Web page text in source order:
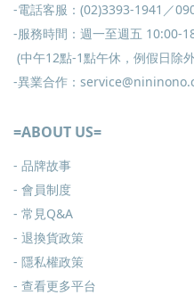
-電話客服：(02)3393-1941／
-服務時間：週一至週五 10:00-
(中午12點-1點午休，例假日除
-異業合作：
=ABOUT US=
- 品牌故事
- 會員制度
- 常見Q&A
- 退換貨政策
- 隱私權政策
- 查看更多平台